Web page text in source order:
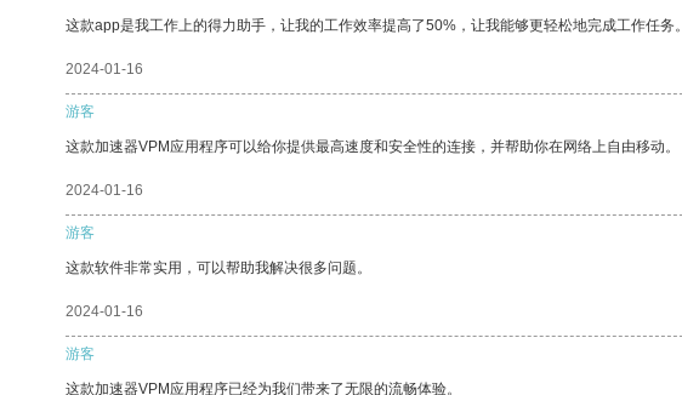
这款app是我工作上的得力助手，让我的工作效率提高了50%，让我能够更轻松地完成工作任务。
2024-01-16
游客
这款加速器VPM应用程序可以给你提供最高速度和安全性的连接，并帮助你在网络上自由移动。
2024-01-16
游客
这款软件非常实用，可以帮助我解决很多问题。
2024-01-16
游客
这款加速器VPM应用程序已经为我们带来了无限的流畅体验。